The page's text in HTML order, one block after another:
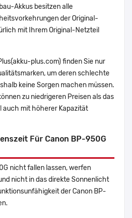
Akkus besitzen alle
der Original-
mit Ihrem Original-Netzteil
plus.com) finden Sie nur
um deren schlechte
keine Sorgen machen müssen.
zu niedrigeren Preisen als das
auch mit höherer Kapazität
Für Canon BP-950G
nicht fallen lassen, werfen
nicht in das direkte Sonnenlicht
der Canon BP-